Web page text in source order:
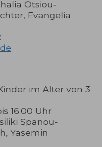
Otsiou-
Evangelia
im Alter von 3
16:00 Uhr
Spanou-
Yasemin